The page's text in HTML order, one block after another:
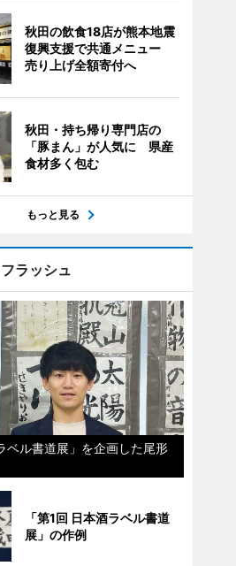
秋田の飲食18店が熊本地震
復興支援で共通メニュー
売り上げ全額寄付へ
秋田・持ち帰り専門店の
「豚まん」が人気に 県産
食材多く包む
もっと見る
ラッシュ
ベル書道展」を企画した尾形
「第1回 日本酒ラベル書道
展」の作例